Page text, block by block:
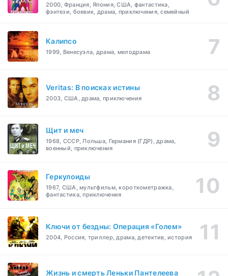
2000, Франция, Япония, США, фантастика,
фэнтези, боевик, драма, приключения, семейный
Калипсо
1999, Венесуэла, драма, мелодрама
Veritas: В поисках истины
2003, США, драма, приключения
Щит и меч
1968, СССР, Польша, Германия (ГДР), драма,
военный, приключения
Геркулоиды
1967, США, мультфильм, короткометражка,
фантастика, приключения
Ключи от бездны: Операция «Голем»
2004, Россия, триллер, драма, детектив, история
Жизнь и смерть Леньки Пантелеева